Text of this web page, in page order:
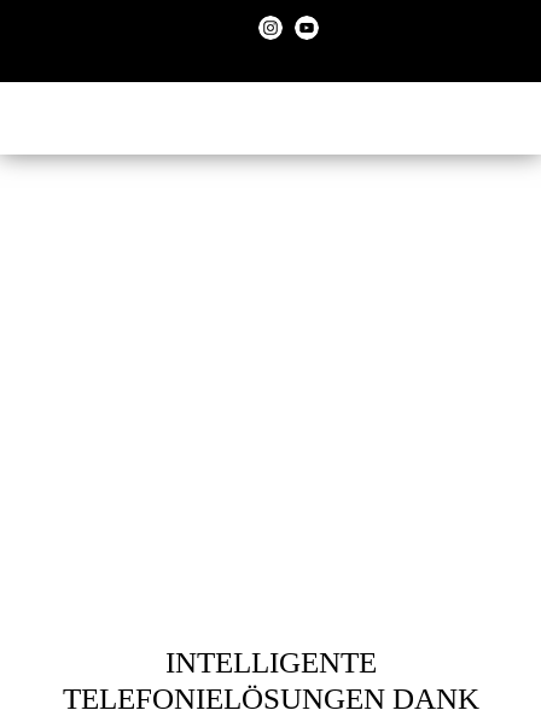
INTELLIGENTE
TELEFONIELÖSUNGEN DANK